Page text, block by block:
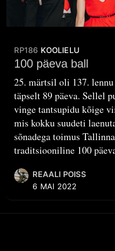
RP186 KOOLIELU
100 päeva ball
25. märtsil oli 137.
täpselt 89 päeva. Sellel
vinge tantsupidu kõige
mis kokku suudeti
sõnadega toimus
traditsiooniline 100
REAALI POISS
6 MAI 2022